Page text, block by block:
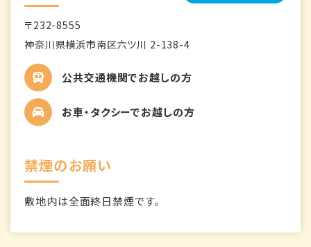
〒232-8555
神奈川県横浜市南区六ツ川 2-138-4
公共交通機関でお越しの方
お車・タクシーでお越しの方
禁煙のお願い
敷地内は全面終日禁煙です。